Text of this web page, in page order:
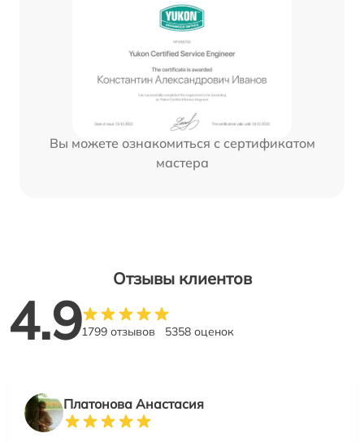
Вы можете ознакомиться с сертификатом
мастера
Отзывы клиентов
4.91799 отзывов 5358 оценок
Платонова Анастасия